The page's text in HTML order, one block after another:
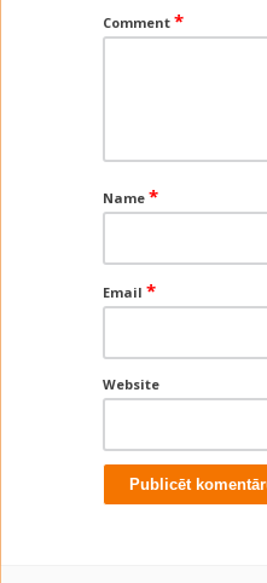
Comment *
Name *
Email *
Website